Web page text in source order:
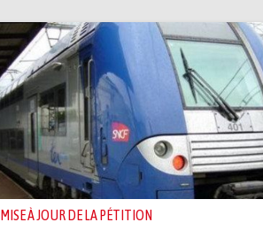
MISE À JOUR DE LA PÉTITION